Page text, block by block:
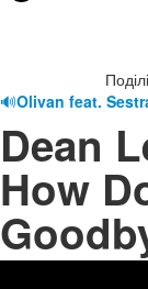
🔊Olivan feat.
Dean
How